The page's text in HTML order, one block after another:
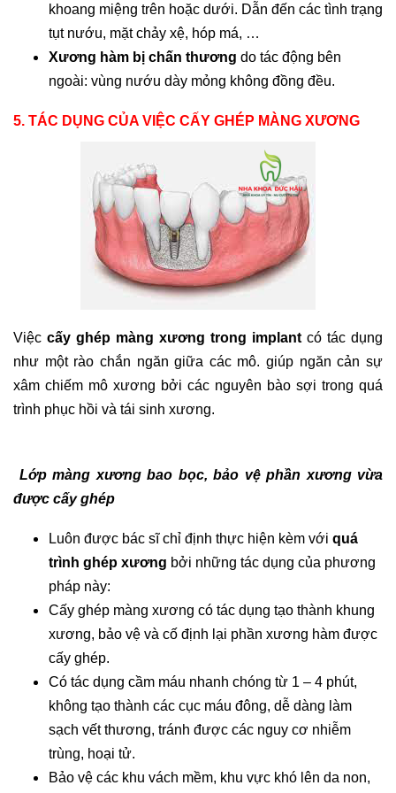
khoang miệng trên hoặc dưới. Dẫn đến các tình trạng
tụt nướu, mặt chảy xệ, hóp má, …
Xương hàm bị chấn thương do tác động bên
ngoài: vùng nướu dày mỏng không đồng đều.
5. TÁC DỤNG CỦA VIỆC CẤY GHÉP MÀNG XƯƠNG
Việc cấy ghép màng xương trong implant có tác dụng
như một rào chắn ngăn giữa các mô. giúp ngăn cản sự
xâm chiếm mô xương bởi các nguyên bào sợi trong quá
trình phục hồi và tái sinh xương.
Lớp màng xương bao bọc, bảo vệ phần xương vừa
được cấy ghép
Luôn được bác sĩ chỉ định thực hiện kèm với quá
trình ghép xương bởi những tác dụng của phương
pháp này:
Cấy ghép màng xương có tác dụng tạo thành khung
xương, bảo vệ và cố định lại phần xương hàm được
cấy ghép.
Có tác dụng cầm máu nhanh chóng từ 1 – 4 phút,
không tạo thành các cục máu đông, dễ dàng làm
sạch vết thương, tránh được các nguy cơ nhiễm
trùng, hoại tử.
Bảo vệ các khu vách mềm, khu vực khó lên da non,